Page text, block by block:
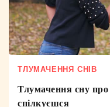
ТЛУМАЧЕННЯ СНІВ
Тлумачення сну
спілкуєшся